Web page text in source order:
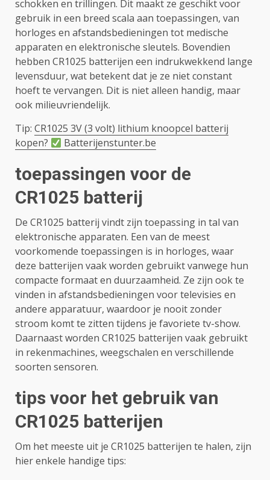
schokken en trillingen. Dit maakt ze geschikt voor
gebruik in een breed scala aan toepassingen, van
horloges en afstandsbedieningen tot medische
apparaten en elektronische sleutels. Bovendien
hebben CR1025 batterijen een indrukwekkend lange
levensduur, wat betekent dat je ze niet constant
hoeft te vervangen. Dit is niet alleen handig, maar
ook milieuvriendelijk.
Tip: CR1025 3V (3 volt) lithium knoopcel batterij
kopen?
Batterijenstunter.be
toepassingen voor de
CR1025 batterij
De CR1025 batterij vindt zijn toepassing in tal van
elektronische apparaten. Een van de meest
voorkomende toepassingen is in horloges, waar
deze batterijen vaak worden gebruikt vanwege hun
compacte formaat en duurzaamheid. Ze zijn ook te
vinden in afstandsbedieningen voor televisies en
andere apparatuur, waardoor je nooit zonder
stroom komt te zitten tijdens je favoriete tv-show.
Daarnaast worden CR1025 batterijen vaak gebruikt
in rekenmachines, weegschalen en verschillende
soorten sensoren.
tips voor het gebruik van
CR1025 batterijen
Om het meeste uit je CR1025 batterijen te halen, zijn
hier enkele handige tips: